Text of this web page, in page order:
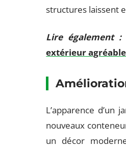
structures laissent
Lire également :
extérieur agréable
L’apparence d’un
nouveaux
un décor